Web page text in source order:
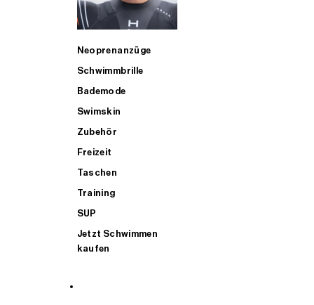
Neoprenanzüge
Schwimmbrille
Bademode
Swimskin
Zubehör
Freizeit
Taschen
Training
SUP
Jetzt Schwimmen
kaufen